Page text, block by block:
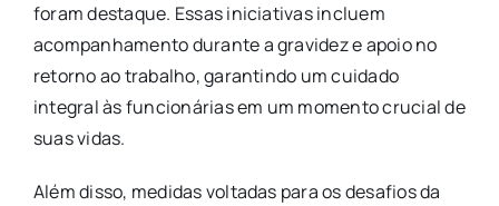
foram destaque. Essas iniciativas incluem
acompanhamento durante a gravidez e apoio no
retorno ao trabalho, garantindo um cuidado
integral às funcionárias em um momento crucial de
suas vidas.
Além disso, medidas voltadas para os desafios da